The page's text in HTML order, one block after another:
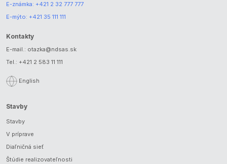
E-známka: +421 2 32 777 777
E-mýto: +421 35 111 111
Kontakty
E-mail.: otazka@ndsas.sk
Tel.: +421 2 583 11 111
English
Stavby
Stavby
V príprave
Diaľničná sieť
Štúdie realizovateľnosti